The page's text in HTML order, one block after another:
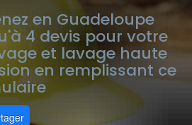
en Guadeloupe
4 devis pour votre
et lavage haute
en remplissant ce